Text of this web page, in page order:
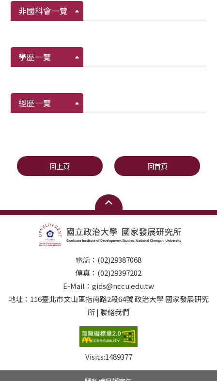
非國科會一覽
學歷一覽
經歷一覽
回上頁 回首頁
電話：(02)29387068
傳真：(02)29397202
E-Mail：gids@nccu.edu.tw
地址：116臺北市文山區指南路2段64號 政治大學 國家發展研究
所 | 聯絡我們
Visits:1489377